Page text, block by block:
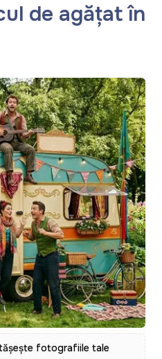
de agățat în
fotografiile tale